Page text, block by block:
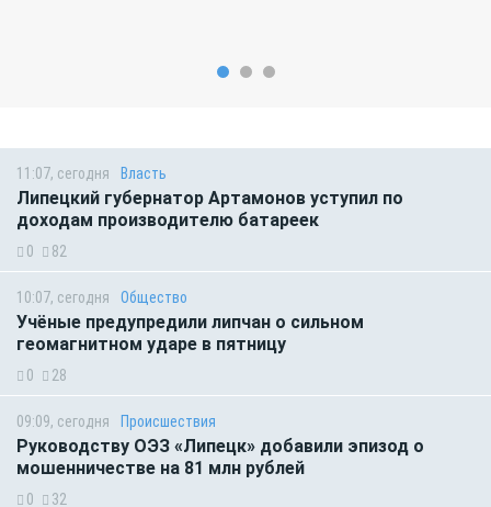
11:07, сегодня Власть
Липецкий губернатор Артамонов уступил по
доходам производителю батареек
0 82
10:07, сегодня Общество
Учёные предупредили липчан о сильном
геомагнитном ударе в пятницу
0 28
09:09, сегодня Происшествия
Руководству ОЭЗ «Липецк» добавили эпизод о
мошенничестве на 81 млн рублей
0 32